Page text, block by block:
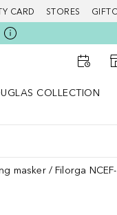
CARD STORES
COLLECTION
masker Filorga